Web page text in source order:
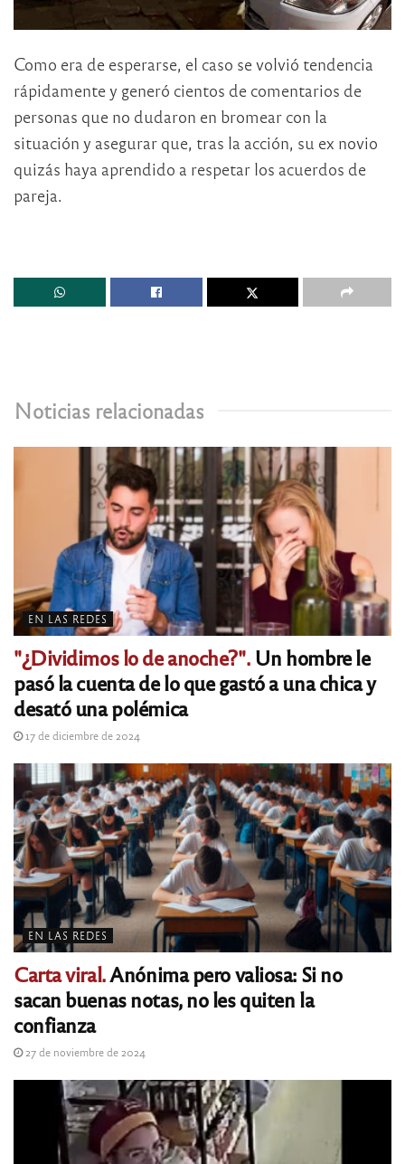
Como era de esperarse, el caso se volvió tendencia
rápidamente y generó cientos de comentarios de
personas que no dudaron en bromear con la
situación y asegurar que, tras la acción, su ex novio
quizás haya aprendido a respetar los acuerdos de
pareja.
Noticias relacionadas
EN LAS REDES
"¿Dividimos lo de anoche?".Un hombre le
pasó la cuenta de lo que gastó a una chica y
desató una polémica
17 de diciembre de 2024
EN LAS REDES
Carta viral.Anónima pero valiosa: Si no
sacan buenas notas, no les quiten la
confianza
27 de noviembre de 2024